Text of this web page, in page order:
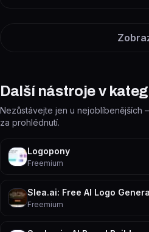
Další nástroje v
Nezůstávejte jen u nejoblíbenějších
za prohlédnutí.
Logopony
Freemium
Slea.ai: Free AI Logo
Freemium